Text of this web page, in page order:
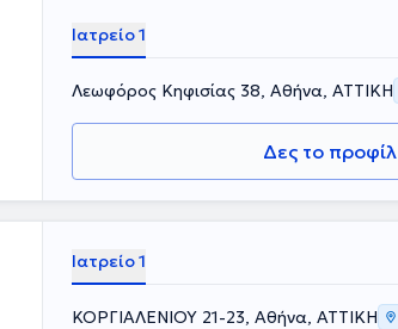
Ιατρείο 1
Λεωφόρος Κηφισίας 38, Αθήνα, ΑΤΤΙΚΗ
Δες το προφίλ
Ιατρείο 1
ΚΟΡΓΙΑΛΕΝΙΟΥ 21-23, Αθήνα, ΑΤΤΙΚΗ